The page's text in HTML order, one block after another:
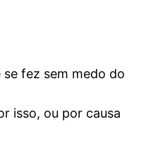
fez sem medo do
isso, ou por causa